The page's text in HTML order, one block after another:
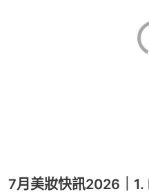
7月美妝快訊2026｜1.